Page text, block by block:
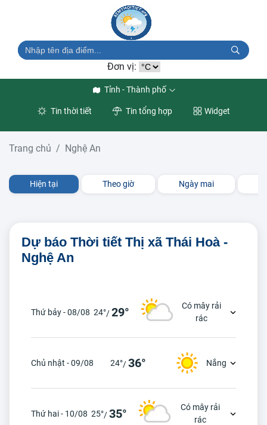
Đơn vị:
Tỉnh - Thành phố
Tin thời tiết Tin tổng hợp Widget
Trang chủ Nghệ An
Hiện tại Theo giờ Ngày mai
Dự báo Thời tiết Thị xã Thái Hoà -
Nghệ An
Thứ bảy - 08/08 24°/29°
Có mây rải
rác
Chủ nhật - 09/08 24°/36° Nắng
Thứ hai - 10/08 25°/35°
Có mây rải
rác